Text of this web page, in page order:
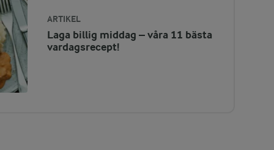
ARTIKEL
Laga billig middag – våra 11 bästa
vardagsrecept!